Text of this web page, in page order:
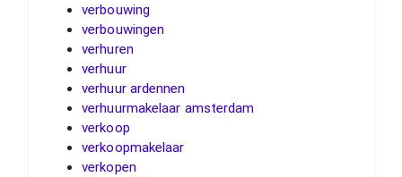
verbouwing
verbouwingen
verhuren
verhuur
verhuur ardennen
verhuurmakelaar amsterdam
verkoop
verkoopmakelaar
verkopen